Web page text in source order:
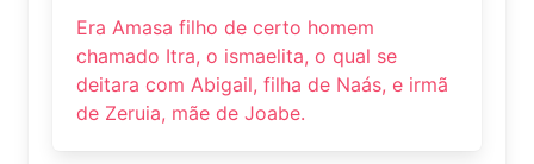
Era Amasa filho de certo homem
chamado Itra, o ismaelita, o qual se
deitara com Abigail, filha de Naás, e irmã
de Zeruia, mãe de Joabe.